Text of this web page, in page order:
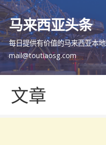
跳
至
内
容
马来西亚头条
每日提供有价值的马来西亚本
mail@toutiaosg.com
文章